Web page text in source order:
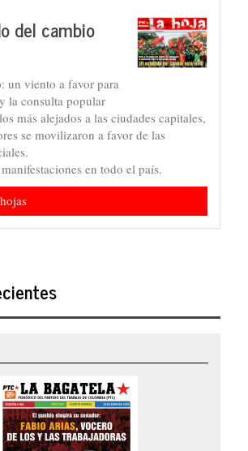
del cambio
un viento a favor para
la consulta popular
más alejados a las ciudades capitales,
se movilizaron a favor de las
en todo el país.